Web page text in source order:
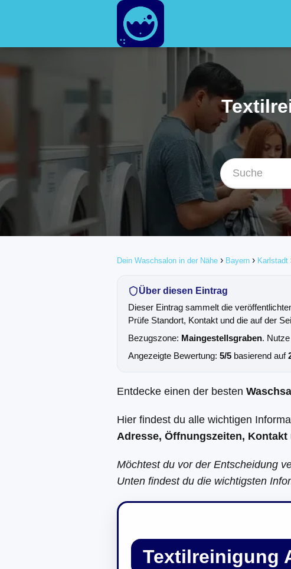
Dein Waschsalon in der Nähe Bayern Karlstadt
Über diesen Eintrag
Dieser Eintrag sammelt die
Prüfe Standort, Kontakt und die auf der
Bezugszone: Maingestellsgraben.
Angezeigte Bewertung: 5/5 basierend auf
Entdecke einen der besten
Hier findest du alle wichtigen
Adresse, Öffnungszeiten, Kontakt
Möchtest du vor der Entscheidung
Unten findest du die wichtigsten
Textilreinigung